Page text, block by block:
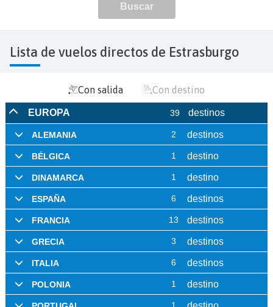
Lista de vuelos directos de Estrasburgo
Con salida Con destino